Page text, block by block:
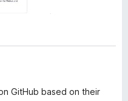
GitHub based on their